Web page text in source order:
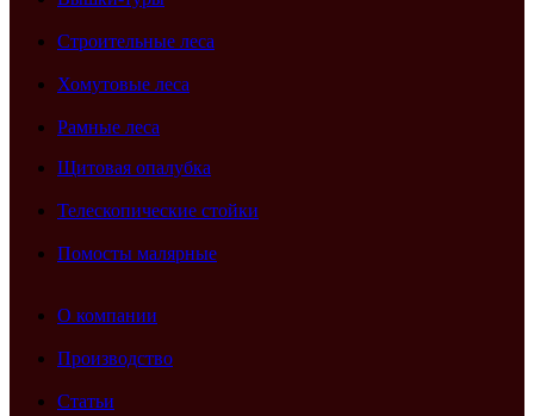
Строительные леса
Хомутовые леса
Рамные леса
Щитовая опалубка
Телескопические стойки
Помосты малярные
О компании
Производство
Статьи